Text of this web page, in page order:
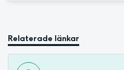
Relaterade länkar